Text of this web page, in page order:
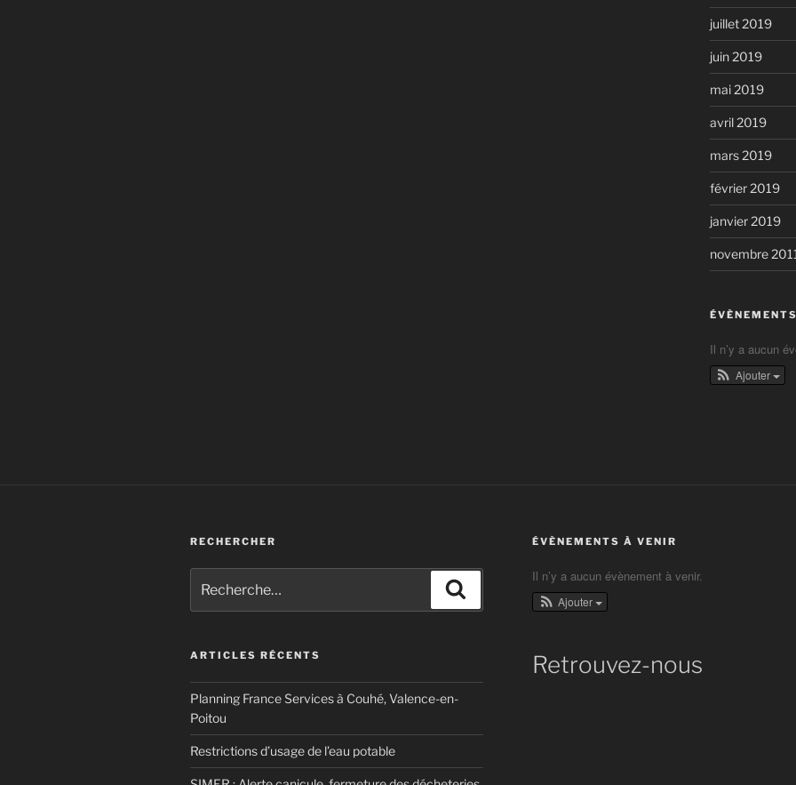
juillet 2019
juin 2019
mai 2019
avril 2019
mars 2019
février 2019
janvier 2019
novembre
Il n’y a aucun
Ajouter
RECHERCHER
pour
:
Recherche
ARTICLES RÉCENTS
Planning France Services à Couhé, Valence-en-
Poitou
Restrictions d’usage de l’eau potable
ÉVÈNEMENTS À VENIR
Il n’y a aucun évènement à venir.
Ajouter
Retrouvez-nous